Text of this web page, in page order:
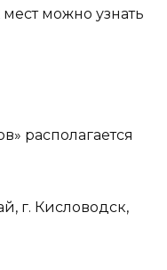
можно узнать
располагается
г. Кисловодск,